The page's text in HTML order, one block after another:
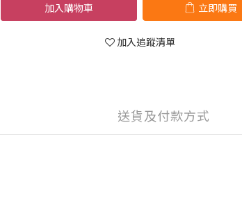
加入購物車 立即購買
加入追蹤清單
送貨及付款方式